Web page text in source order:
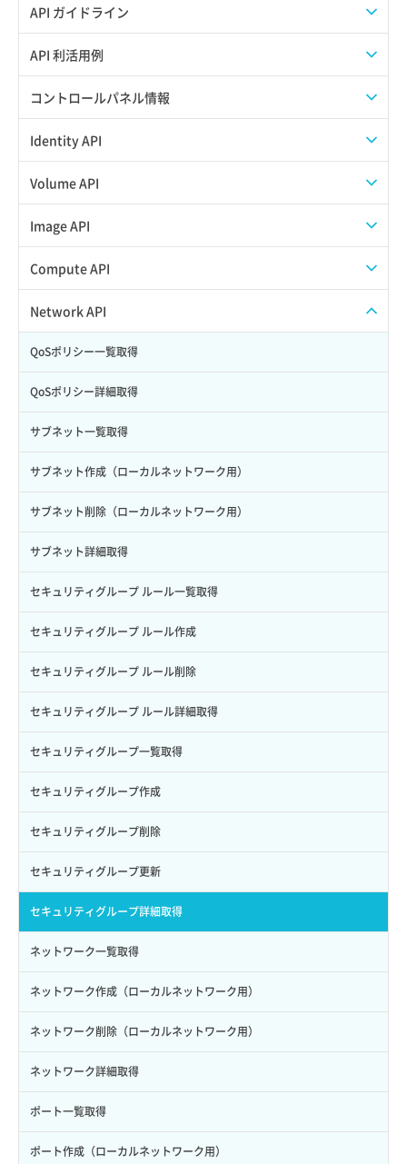
API ガイドライン
APIのご利用について
API 利活用例
APIでAPIサブユーザーを作成する
APIでVPSにISOイメージを挿入する
APIでVPSを作成する
コントロールパネル情報
APIユーザーを作成する
API情報を確認する
Identity API
Credential一覧取得
Credential作成
Credential削除
Volume API
スナップショット一覧取得
スナップショット作成
スナップショット削除
スナップショット復元
スナップショット詳細一覧取得
スナップショット詳細取得（アイテム指定）
バックアップリストア
バックアップ一覧取得
バックアップ詳細一覧取得
バックアップ詳細取得
ボリュームイメージ保存
ボリュームタイプ一覧取得
ボリュームタイプ詳細取得
ボリューム一覧取得
ボリューム作成
ボリューム削除
ボリューム更新
ボリューム詳細一覧取得
ボリューム詳細取得
自動バックアップ有効化
自動バックアップ無効化
Image API
ISOイメージアップロード
ISOイメージ作成
イメージ一覧取得
イメージ保存使用量取得
イメージ保存容量取得
イメージ保存容量変更
イメージ削除
イメージ詳細取得
Compute API
ISOイメージ挿入/排出
SSHキーペア一覧取得
SSHキーペア作成
SSHキーペア削除
SSHキーペア詳細取得
アタッチ済みポート一覧取得
アタッチ済みポート詳細取得
アタッチ済みボリューム一覧
アタッチ済みボリューム詳細取得
コンソールURL発行
サーバーに紐づくアドレス取得
サーバーに紐づくアドレス取得（ネットワーク指定）
サーバーに紐づくセキュリティグループ取得
サーバープラン一覧取得
サーバープラン変更
サーバープラン詳細一覧取得
サーバープラン詳細取得
サーバーメタデータ取得
サーバーメタデータ更新（ネームタグ変更）
サーバー一覧取得
サーバー作成
サーバー再構築（OS再インストール）
Network API
QoSポリシー一覧取得
QoSポリシー詳細取得
サブネット一覧取得
サブネット作成（ローカルネットワーク用）
サブネット削除（ローカルネットワーク用）
サブネット詳細取得
セキュリティグループ ルール一覧取得
セキュリティグループ ルール作成
セキュリティグループ ルール削除
セキュリティグループ ルール詳細取得
セキュリティグループ一覧取得
セキュリティグループ作成
セキュリティグループ削除
セキュリティグループ更新
セキュリティグループ詳細取得
ネットワーク一覧取得
ネットワーク作成（ローカルネットワーク用）
ネットワーク削除（ローカルネットワーク用）
ネットワーク詳細取得
ポート一覧取得
ポート作成（ローカルネットワーク用）